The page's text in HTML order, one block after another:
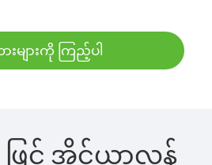
းများကို ကြည့်ပါ
ဖြင့် အိုင်ယာလန်